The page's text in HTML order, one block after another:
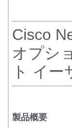
Cisco
オプシ
ト イー
製品概要